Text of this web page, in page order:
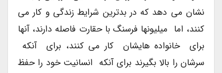
نشان می دهد که در بدترین شرایط زندگی و کار می
کنند، اما میلیونها فرسنگ با حقارت فاصله دارند، آنها
برای خانواده هایشان کار می کنند، برای آنکه
سرشان را بالا بگیرند برای آنکه انسانیت خود را حفظ